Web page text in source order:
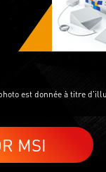
est donnée à titre
MSI